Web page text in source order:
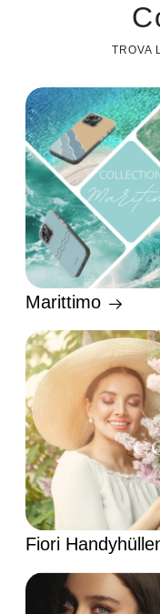
TROVA
Marittimo
Fiori